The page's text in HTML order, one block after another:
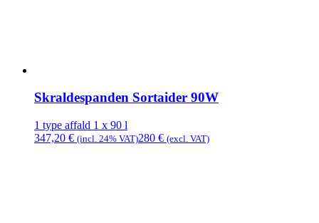
Skraldespanden Sortaider 90W
1 type affald 1 x 90 l
347,20 € (incl. 24% VAT)280 € (excl. VAT)